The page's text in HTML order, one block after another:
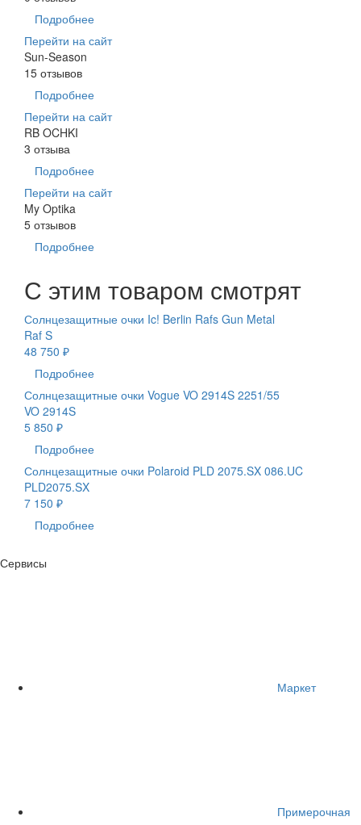
Подробнее
Перейти на сайт
Sun-Season
15 отзывов
Подробнее
Перейти на сайт
RB OCHKI
3 отзыва
Подробнее
Перейти на сайт
My Optika
5 отзывов
Подробнее
С этим товаром смотрят
Солнцезащитные очки Ic! Berlin Rafs Gun Metal
Raf S
48 750 ₽
Подробнее
Солнцезащитные очки Vogue VO 2914S 2251/55
VO 2914S
5 850 ₽
Подробнее
Солнцезащитные очки Polaroid PLD 2075.SX 086.UC
PLD2075.SX
7 150 ₽
Подробнее
Сервисы
Маркет
Примерочная